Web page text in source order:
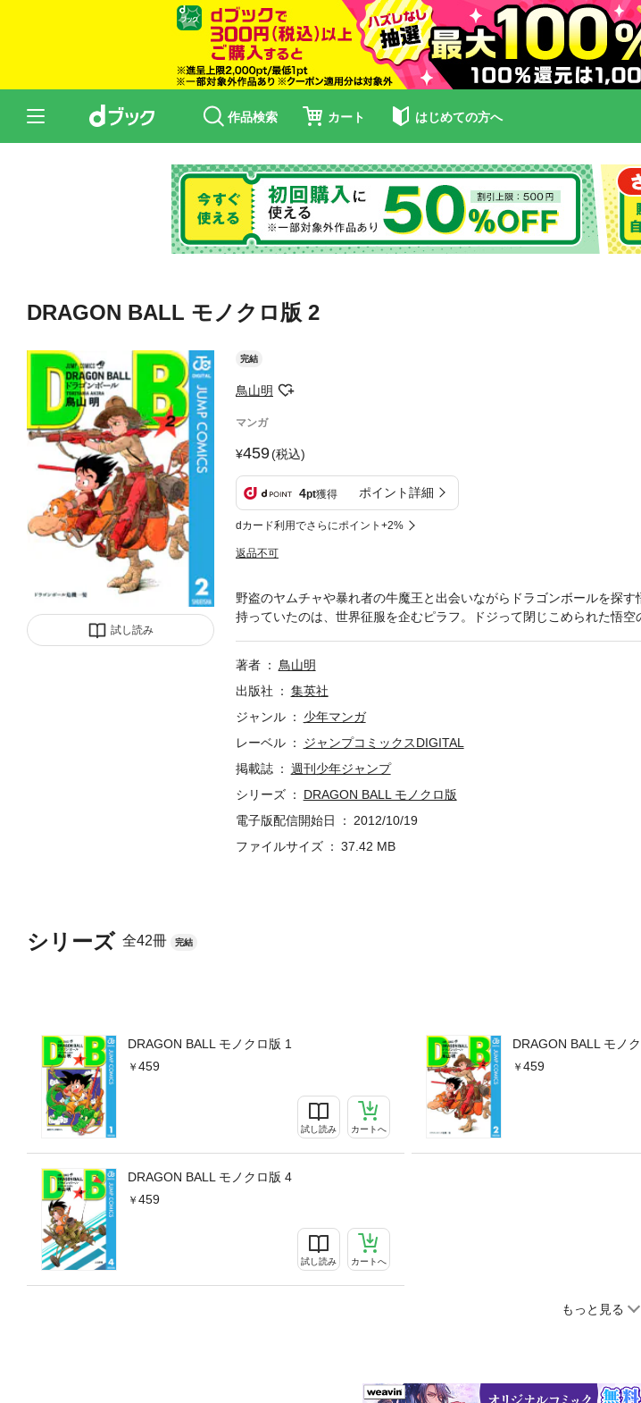
作品検索 カート はじめての方へ
DRAGON BALL モノクロ版 2
試し読み
完結
鳥山明
マンガ
459(税込)
4pt獲得 ポイント詳細
dカード利用でさらにポイント+2%
返品不可
シリーズ 全42冊 完結
DRAGON BALL モノクロ版 1
459
試し読み カートへ
DRAGON BALL モノ
459
DRAGON BALL モノクロ版 4
459
試し読み カートへ
もっと見る
野盗のヤムチャや暴れ者の牛魔王と出会いながらドラゴンボールを探
持っていたのは、世界征服を企むピラフ。ドジって閉じこめられた悟空
著者
鳥山明
出版社
集英社
ジャンル
少年マンガ
レーベル
ジャンプコミックスDIGITAL
掲載誌
週刊少年ジャンプ
シリーズ
DRAGON BALL モノクロ版
電子版配信開始日
2012/10/19
ファイルサイズ
37.42 MB